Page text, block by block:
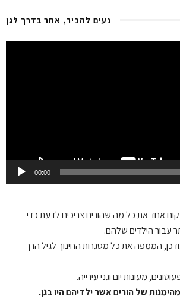
נעים להכיר, אתר בדרך לגן
00:00
אחד את כל מה שהורים צריכים לדעת כדי
עבור הילדים שלהם.
הממפה את כל מסגרות החינוך לגיל הרך
מעונות יום וגני עירייה.
של הורים אשר ילדיהם היו בגן.